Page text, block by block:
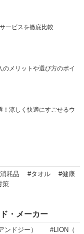
ービスを徹底比較
メリットや選び方のポイ
涼しく快適にすごせるウ
耗品 #タオル
#健康
策
・メーカー
ンドジー）
#LION（